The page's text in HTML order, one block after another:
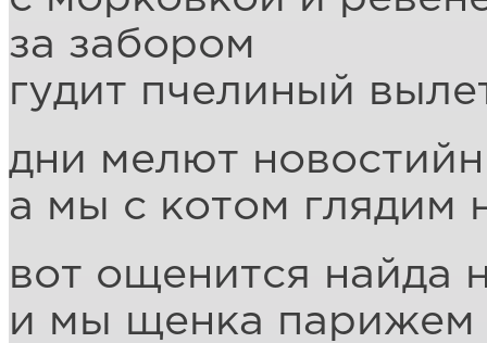
за забором
гудит пчелиный
дни мелют
а мы с котом глядим
вот ощенится найда
и мы щенка парижем